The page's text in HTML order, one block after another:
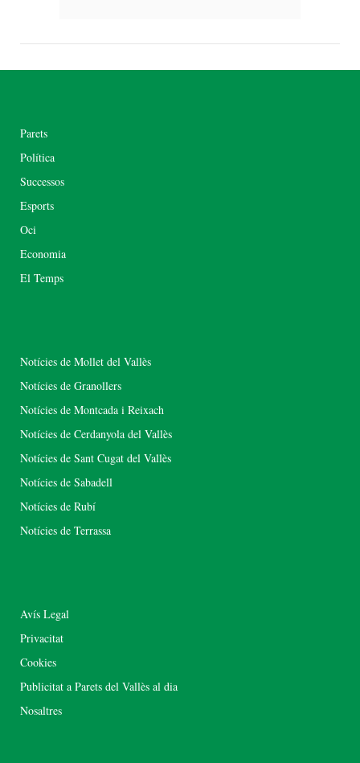
Parets
Política
Successos
Esports
Oci
Economia
El Temps
Notícies de Mollet del Vallès
Notícies de Granollers
Notícies de Montcada i Reixach
Notícies de Cerdanyola del Vallès
Notícies de Sant Cugat del Vallès
Notícies de Sabadell
Notícies de Rubí
Notícies de Terrassa
Avís Legal
Privacitat
Cookies
Publicitat a Parets del Vallès al dia
Nosaltres